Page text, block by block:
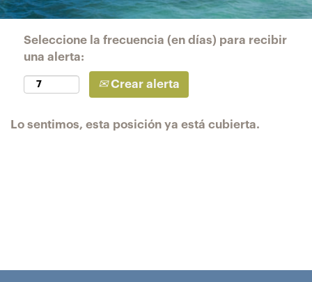
Seleccione la frecuencia (en días) para recibir
una alerta:
Crear alerta
Lo sentimos, esta posición ya está cubierta.